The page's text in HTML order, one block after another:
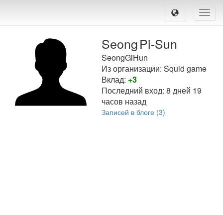
Toggle
SeongPi-Sun
SeongGiHun
Из организации: Squid game
Вклад: +3
Последний вход:8 дней 19
часов назад
Записей в блоге (3)